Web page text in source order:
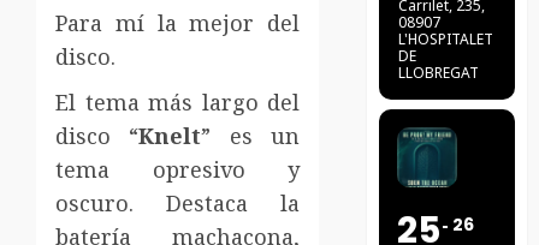
Para mí la mejor del
disco.
El tema más largo del
disco “Knelt” es un
tema opresivo y
oscuro. Destaca la
batería machacona,
Carrilet, 235,
08907
L'HOSPITALET
DE
LLOBREGAT
25 26